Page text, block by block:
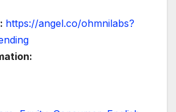
https://angel.co/ohmnilabs?